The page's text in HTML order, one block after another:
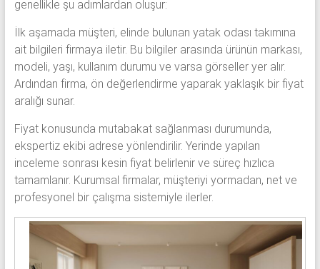
genellikle şu adımlardan oluşur:
İlk aşamada müşteri, elinde bulunan yatak odası takımına
ait bilgileri firmaya iletir. Bu bilgiler arasında ürünün markası,
modeli, yaşı, kullanım durumu ve varsa görseller yer alır.
Ardından firma, ön değerlendirme yaparak yaklaşık bir fiyat
aralığı sunar.
Fiyat konusunda mutabakat sağlanması durumunda,
ekspertiz ekibi adrese yönlendirilir. Yerinde yapılan
inceleme sonrası kesin fiyat belirlenir ve süreç hızlıca
tamamlanır. Kurumsal firmalar, müşteriyi yormadan, net ve
profesyonel bir çalışma sistemiyle ilerler.